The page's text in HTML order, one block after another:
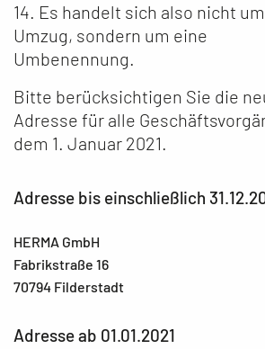
14. Es handelt sich also nicht
Umzug, sondern um eine
Umbenennung.
Bitte berücksichtigen Sie die
Adresse für alle
dem 1. Januar 2021.
Adresse bis einschließlich
HERMA GmbH
Fabrikstraße 16
70794 Filderstadt
Adresse ab 01.01.2021